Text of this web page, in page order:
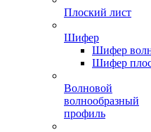
Плоский лист
Шифер
Шифер
Шифер
Волновой
волнообразный
профиль